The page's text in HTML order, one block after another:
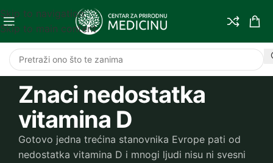
Skip to navigation
Skip to main content
Znaci nedostatka
vitamina D
Gotovo jedna trećina stanovnika Evrope pati od
nedostatka vitamina D i mnogi ljudi nisu ni svesni